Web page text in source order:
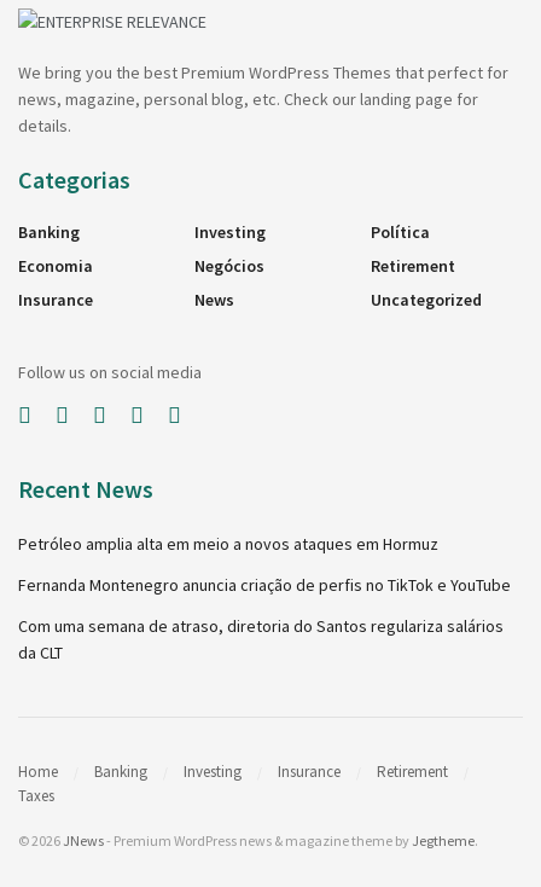
We bring you the best Premium WordPress Themes that perfect for
news, magazine, personal blog, etc. Check our landing page for
details.
Categorias
Banking
Economia
Insurance
Investing
Negócios
News
Política
Retirement
Uncategorized
Follow us on social media
Recent News
Petróleo amplia alta em meio a novos ataques em Hormuz
Fernanda Montenegro anuncia criação de perfis no TikTok e YouTube
Com uma semana de atraso, diretoria do Santos regulariza salários
da CLT
Home Banking Investing Insurance
Retirement
Taxes
© 2026 JNews- Premium WordPress news & magazine theme by Jegtheme.